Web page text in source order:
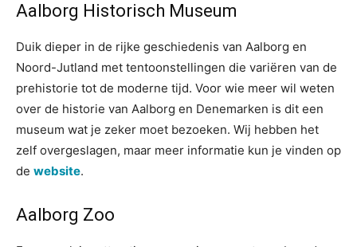
Aalborg Historisch Museum
Duik dieper in de rijke geschiedenis van Aalborg en
Noord-Jutland met tentoonstellingen die variëren van de
prehistorie tot de moderne tijd. Voor wie meer wil weten
over de historie van Aalborg en Denemarken is dit een
museum wat je zeker moet bezoeken. Wij hebben het
zelf overgeslagen, maar meer informatie kun je vinden op
de website.
Aalborg Zoo